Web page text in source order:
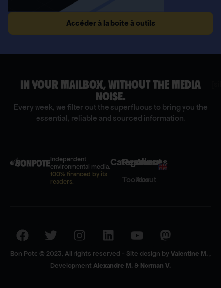
Accéder à la boite à outils
IN YOUR MAILBOX, WITHOUT THE MEDIA
NOISE.
Every week, we filter out the superfluous to bring you the
essential, reliable and sourced information.
Independent
environmental media,
100% financed by its
readers.
Categories
Resources
Toolbox
About
About
Bon Pote © 2023, All rights reserved - Site design byValentine M. ,
Development Alexandre M. & Norman V.